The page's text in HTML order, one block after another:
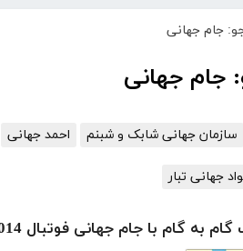
جام جهانی
جام جهانی
سازمان جهانی شابک و شبنم احمد جهانی
جهانی تبار
به گام با جام جهانی فوتبال 2014